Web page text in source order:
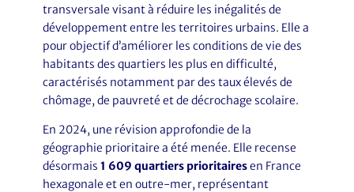
transversale visant à réduire les inégalités de
développement entre les territoires urbains. Elle a
pour objectif d’améliorer les conditions de vie des
habitants des quartiers les plus en difficulté,
caractérisés notamment par des taux élevés de
chômage, de pauvreté et de décrochage scolaire.
En 2024, une révision approfondie de la
géographie prioritaire a été menée. Elle recense
désormais 1 609 quartiers prioritairesen France
hexagonale et en outre-mer, représentant